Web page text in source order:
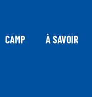
CAMP À SAVOIR